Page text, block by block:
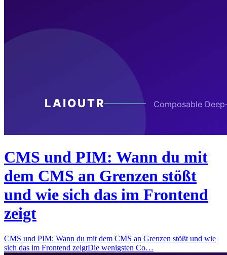
CMS und PIM: Wann du mit
dem CMS an Grenzen stößt
und wie sich das im Frontend
zeigt
CMS und PIM: Wann du mit dem CMS an Grenzen stößt und wie
sich das im Frontend zeigtDie wenigsten Co…